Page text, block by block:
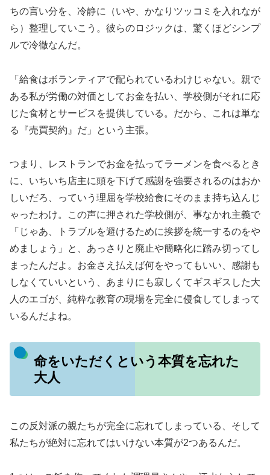
ちの言い分を、冷静に（いや、かなりツッコミを入れなが
ら）整理していこう。彼らのロジックは、驚くほどシンプ
ルで冷徹なんだ。
「給食はボランティアで配られているわけじゃない。親で
ある私が労働の対価としてお金を払い、学校側がそれに応
じた食材とサービスを提供している。だから、これは単な
る『売買契約』だ」という主張。
つまり、レストランでお金を払ってラーメンを食べるとき
に、いちいち店主に頭を下げて感謝を強要されるのはおか
しいだろ、っていう理屈を学校給食にそのまま持ち込んじ
ゃったわけ。この声に押された学校側が、事なかれ主義で
「じゃあ、トラブルを避けるために挨拶を統一するのをや
めましょう」と、あっさりと廃止や簡略化に踏み切ってし
まったんだよ。お金さえ払えば何をやってもいい、感謝も
しなくていいという、あまりにも寂しくてギスギスした大
人のエゴが、純粋な教育の現場を完全に侵食してしまって
いるんだよね。
命をいただくという本質を忘れた
大人
この反対派の親たちが完全に忘れてしまっている、そして
私たちが絶対に忘れてはいけない本質が2つあるんだ。